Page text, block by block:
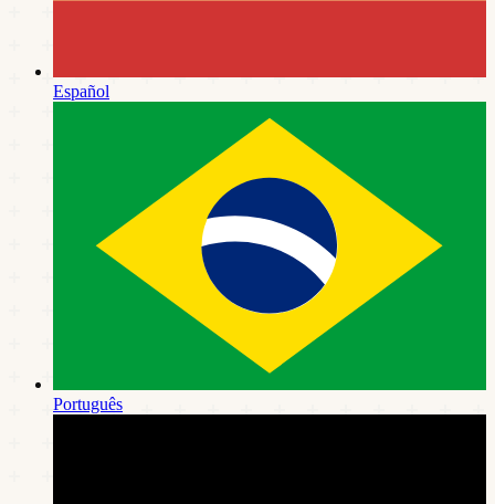
Español
Português